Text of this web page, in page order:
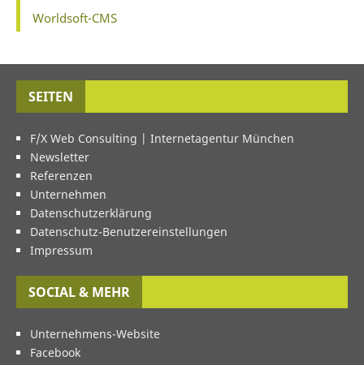
Worldsoft-CMS
SEITEN
F/X Web Consulting | Internetagentur München
Newsletter
Referenzen
Unternehmen
Datenschutzerklärung
Datenschutz-Benutzereinstellungen
Impressum
SOCIAL & MEHR
Unternehmens-Website
Facebook